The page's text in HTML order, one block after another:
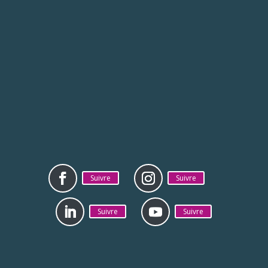
Suivre Suivre
Suivre Suivre